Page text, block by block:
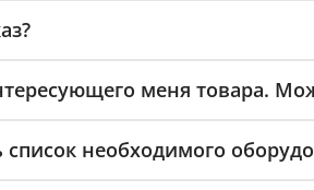
меня товара.
список необходимого